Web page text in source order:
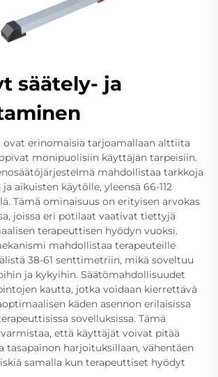
säätely- ja
ovat erinomaisia tarjoamallaan alttiita
monipuolisiin käyttäjän tarpeisiin.
mahdollistaa tarkkoja
aikuisten käytölle, yleensä 66-112
Tämä ominaisuus on erityisen arvokas
joissa eri potilaat vaativat tiettyjä
terapeuttisen hyödyn vuoksi.
mahdollistaa terapeuteille
38-61 senttimetriin, mikä soveltuu
ja kykyihin. Säätömahdollisuudet
kautta, jotka voidaan kierrettävä
käden asennon erilaisissa
sovelluksissa. Tämä
että käyttäjät voivat pitää
tasapainon harjoituksillaan, vähentäen
samalla kun terapeuttiset hyödyt